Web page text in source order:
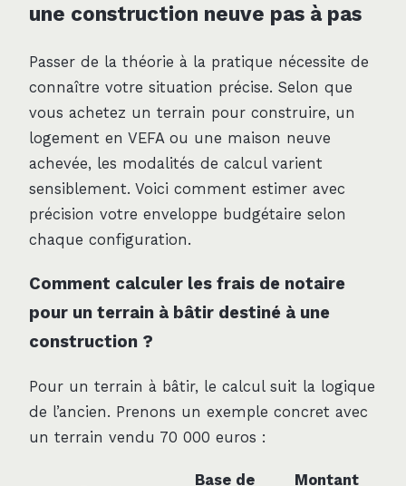
une construction neuve pas à pas
Passer de la théorie à la pratique nécessite de
connaître votre situation précise. Selon que
vous achetez un terrain pour construire, un
logement en VEFA ou une maison neuve
achevée, les modalités de calcul varient
sensiblement. Voici comment estimer avec
précision votre enveloppe budgétaire selon
chaque configuration.
Comment calculer les frais de notaire
pour un terrain à bâtir destiné à une
construction ?
Pour un terrain à bâtir, le calcul suit la logique
de l’ancien. Prenons un exemple concret avec
un terrain vendu 70 000 euros :
Base de
Montant